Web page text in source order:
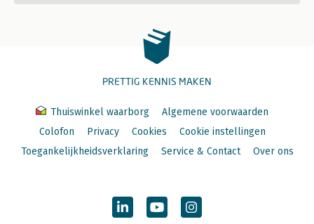
PRETTIG KENNIS MAKEN
Thuiswinkel waarborg
Algemene voorwaarden
Colofon
Privacy Cookies
Cookie instellingen
Toegankelijkheidsverklaring
Service & Contact Over ons